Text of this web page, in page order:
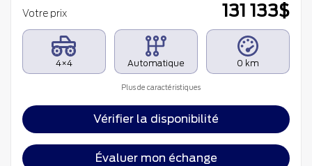
Votre prix 131 133$
4×4 Automatique 0 km
Plus de caractéristiques
Vérifier la disponibilité
Évaluer mon échange